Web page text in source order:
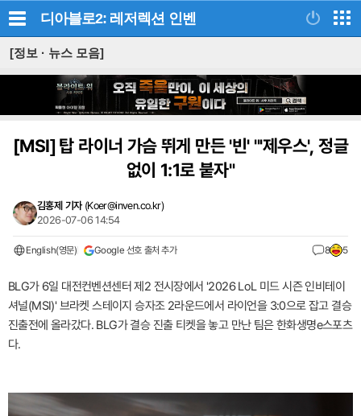
디아블로2: 레저렉션 인벤
[정보 · 뉴스 모음]
[MSI]탑 라이너 가슴 뛰게 만든 '빈' "'제우스', 정글
없이 1:1로 붙자"
김홍제 기자 (Koer@inven.co.kr)
2026-07-06 14:54
English(영문) Google 선호 출처 추가 8 5
BLG가 6일 대전컨벤션센터 제2 전시장에서 '2026 LoL 미드 시즌 인비테이
셔널(MSI)' 브라켓 스테이지 승자조 2라운드에서 라이언을 3:0으로 잡고 결승
진출전에 올라갔다. BLG가 결승 진출 티켓을 놓고 만난 팀은 한화생명e스포츠
다.